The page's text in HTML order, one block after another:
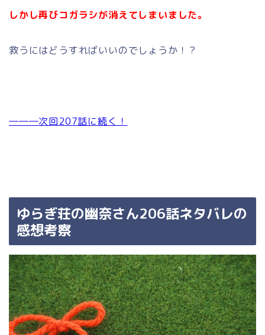
しかし再びコガラシが消えてしまいました。
救うにはどうすればいいのでしょうか！？
―――次回207話に続く！
ゆらぎ荘の幽奈さん206話ネタバレの
感想考察